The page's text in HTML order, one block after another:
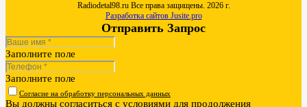
Radiodetal98.ru Все права защищены. 2026 г.
Разработка сайтов Jusite.pro
Отправить Запрос
Заполните поле
Заполните поле
Согласие на обработку персональных данных
Вы должны согласиться с условиями для продолжения